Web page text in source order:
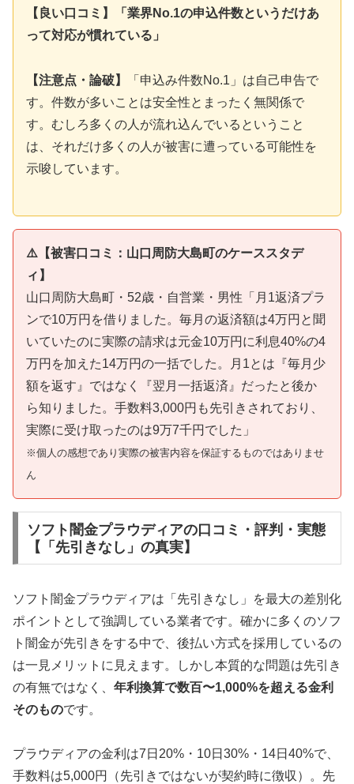
【良い口コミ】「業界No.1の申込件数というだけあ
って対応が慣れている」
【注意点・論破】
「申込み件数No.1」は自己申告で
す。件数が多いことは安全性とまったく無関係で
す。むしろ多くの人が流れ込んでいるということ
は、それだけ多くの人が被害に遭っている可能性を
示唆しています。
⚠️【被害口コミ：山口周防大島町のケーススタデ
ィ】
山口周防大島町・52歳・自営業・男性「月1返済プラ
ンで10万円を借りました。毎月の返済額は4万円と聞
いていたのに実際の請求は元金10万円に利息40%の4
万円を加えた14万円の一括でした。月1とは『毎月少
額を返す』ではなく『翌月一括返済』だったと後か
ら知りました。手数料3,000円も先引きされており、
実際に受け取ったのは9万7千円でした」
※個人の感想であり実際の被害内容を保証するものではありませ
ん
ソフト闇金プラウディアの口コミ・評判・実態
【「先引きなし」の真実】
ソフト闇金プラウディアは「先引きなし」を最大の差別化
ポイントとして強調している業者です。確かに多くのソフ
ト闇金が先引きをする中で、後払い方式を採用しているの
は一見メリットに見えます。しかし本質的な問題は先引き
の有無ではなく、 年利換算で数百〜1,000%を超える金利
そのものです。
プラウディアの金利は7日20%・10日30%・14日40%で、
手数料は5,000円（先引きではないが契約時に徴収）。先